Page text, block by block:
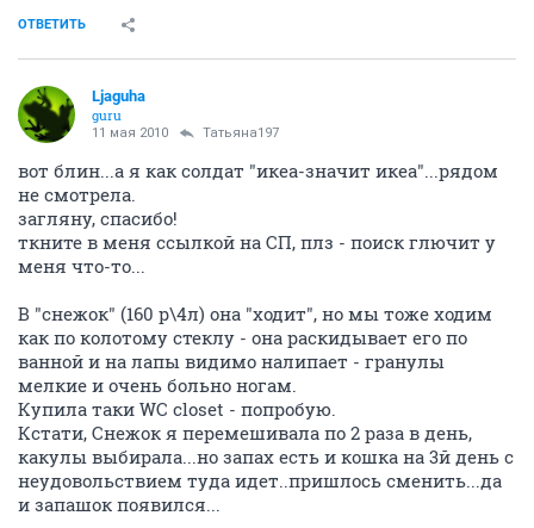
ОТВЕТИТЬ
Ljaguha
guru
11 мая 2010 Татьяна197
вот блин...а я как солдат "икеа-значит икеа"...рядом
не смотрела.
загляну, спасибо!
ткните в меня ссылкой на СП, плз - поиск глючит у
меня что-то...
В "снежок" (160 р\4л) она "ходит", но мы тоже ходим
как по колотому стеклу - она раскидывает его по
ванной и на лапы видимо налипает - гранулы
мелкие и очень больно ногам.
Купила таки WC closet - попробую.
Кстати, Снежок я перемешивала по 2 раза в день,
какулы выбирала...но запах есть и кошка на 3й день с
неудовольствием туда идет..пришлось сменить...да
и запашок появился...